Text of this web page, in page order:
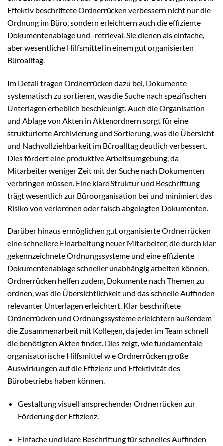
Effektiv beschriftete Ordnerrücken verbessern nicht nur die
Ordnung im Büro, sondern erleichtern auch die effiziente
Dokumentenablage und -retrieval. Sie dienen als einfache,
aber wesentliche Hilfsmittel in einem gut organisierten
Büroalltag.
Im Detail tragen Ordnerrücken dazu bei, Dokumente
systematisch zu sortieren, was die Suche nach spezifischen
Unterlagen erheblich beschleunigt. Auch die Organisation
und Ablage von Akten in Aktenordnern sorgt für eine
strukturierte Archivierung und Sortierung, was die Übersicht
und Nachvollziehbarkeit im Büroalltag deutlich verbessert.
Dies fördert eine produktive Arbeitsumgebung, da
Mitarbeiter weniger Zeit mit der Suche nach Dokumenten
verbringen müssen. Eine klare Struktur und Beschriftung
trägt wesentlich zur Büroorganisation bei und minimiert das
Risiko von verlorenen oder falsch abgelegten Dokumenten.
Darüber hinaus ermöglichen gut organisierte Ordnerrücken
eine schnellere Einarbeitung neuer Mitarbeiter, die durch klar
gekennzeichnete Ordnungssysteme und eine effiziente
Dokumentenablage schneller unabhängig arbeiten können.
Ordnerrücken helfen zudem, Dokumente nach Themen zu
ordnen, was die Übersichtlichkeit und das schnelle Auffinden
relevanter Unterlagen erleichtert. Klar beschriftete
Ordnerrücken und Ordnungssysteme erleichtern außerdem
die Zusammenarbeit mit Kollegen, da jeder im Team schnell
die benötigten Akten findet. Dies zeigt, wie fundamentale
organisatorische Hilfsmittel wie Ordnerrücken große
Auswirkungen auf die Effizienz und Effektivität des
Bürobetriebs haben können.
Gestaltung visuell ansprechender Ordnerrücken zur
Förderung der Effizienz.
Einfache und klare Beschriftung für schnelles Auffinden